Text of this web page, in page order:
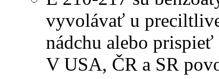
vyvolávať u
nádchu alebo
V USA, ČR a SR